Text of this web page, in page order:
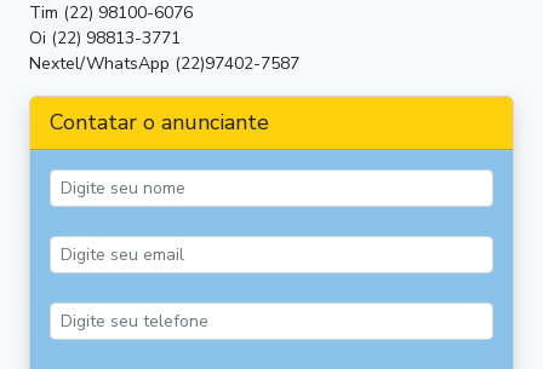
Tim (22) 98100-6076
Oi (22) 98813-3771
Nextel/WhatsApp (22)97402-7587
Contatar o anunciante